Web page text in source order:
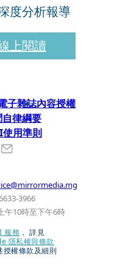
度分析報導
上閱讀
子雜誌內容授權
律綱要
使用準則
3966
午10時至下午6時
服務 ， 詳見
隱私權與條款
授權條款及細則